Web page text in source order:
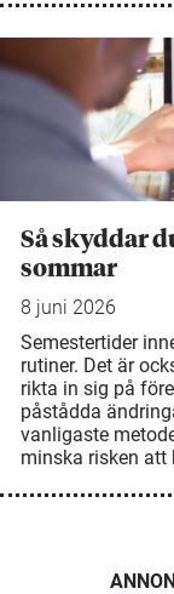
Så skyddar
sommar
8 juni 2026
Semestertider
rutiner. Det är
rikta in sig på
påstådda
vanligaste
minska risken att